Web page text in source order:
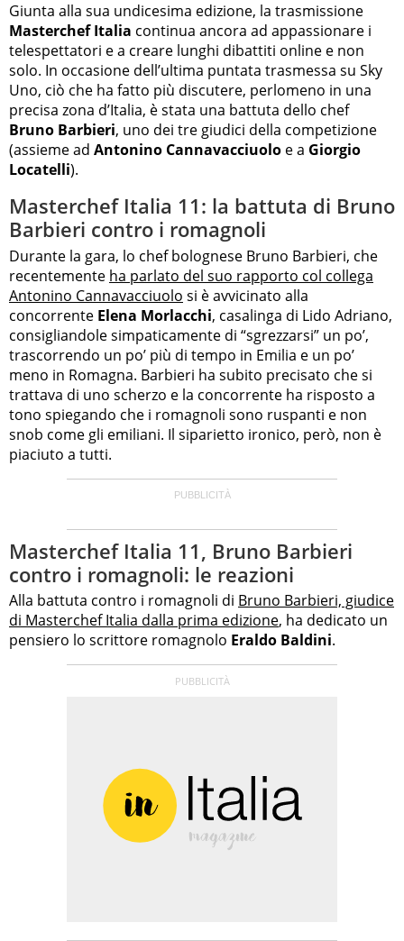
Giunta alla sua undicesima edizione, la trasmissione
Masterchef Italia continua ancora ad appassionare i
telespettatori e a creare lunghi dibattiti online e non
solo. In occasione dell’ultima puntata trasmessa su Sky
Uno, ciò che ha fatto più discutere, perlomeno in una
precisa zona d’Italia, è stata una battuta dello chef
Bruno Barbieri, uno dei tre giudici della competizione
(assieme ad Antonino Cannavacciuolo e a Giorgio
Locatelli).
Masterchef Italia 11: la battuta di Bruno
Barbieri contro i romagnoli
Durante la gara, lo chef bolognese Bruno Barbieri, che
recentemente ha parlato del suo rapporto col collega
Antonino Cannavacciuolo si è avvicinato alla
concorrente Elena Morlacchi, casalinga di Lido Adriano,
consigliandole simpaticamente di “sgrezzarsi” un po’,
trascorrendo un po’ più di tempo in Emilia e un po’
meno in Romagna. Barbieri ha subito precisato che si
trattava di uno scherzo e la concorrente ha risposto a
tono spiegando che i romagnoli sono ruspanti e non
snob come gli emiliani. Il siparietto ironico, però, non è
piaciuto a tutti.
Masterchef Italia 11, Bruno Barbieri
contro i romagnoli: le reazioni
Alla battuta contro i romagnoli di Bruno Barbieri, giudice
di Masterchef Italia dalla prima edizione, ha dedicato un
pensiero lo scrittore romagnolo Eraldo Baldini.